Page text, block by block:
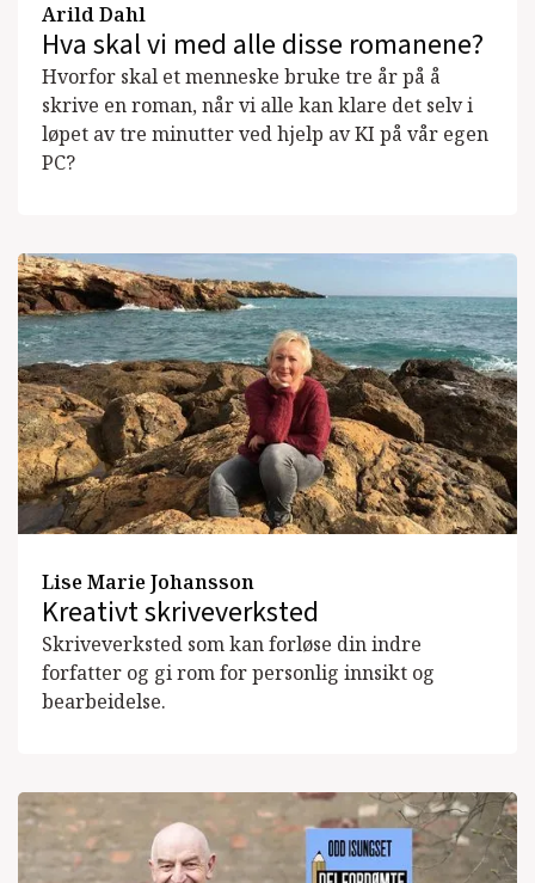
Arild Dahl
Hva skal vi med alle disse romanene?
Hvorfor skal et menneske bruke tre år på å
skrive en roman, når vi alle kan klare det selv i
løpet av tre minutter ved hjelp av KI på vår egen
PC?
Lise Marie Johansson
Kreativt skriveverksted
Skriveverksted som kan forløse din indre
forfatter og gi rom for personlig innsikt og
bearbeidelse.